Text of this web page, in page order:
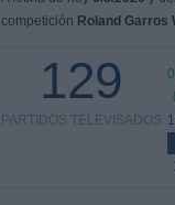
competición Roland Garros
129
PARTIDOS TELEVISADOS